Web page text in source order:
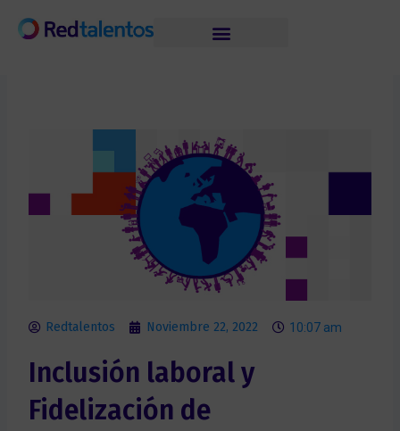
content
Redtalentos Noviembre 22, 2022 10:07 am
Inclusión laboral y
Fidelización de